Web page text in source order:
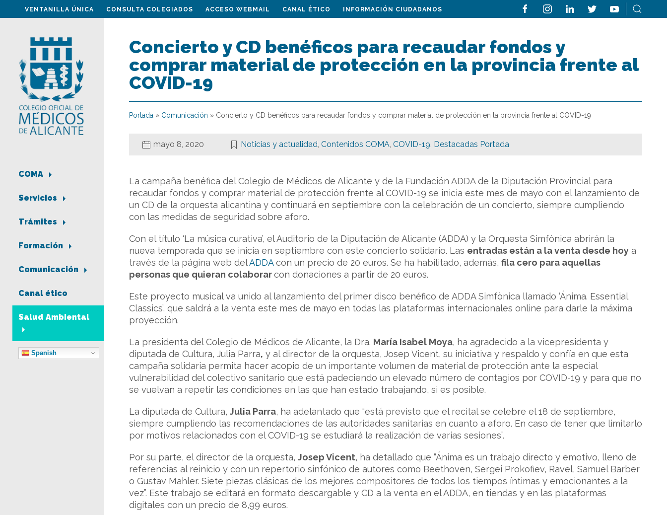
VENTANILLA ÚNICA CONSULTA COLEGIADOS ACCESO WEBMAIL CANAL ÉTICO INFORMACIÓN CIUDADANOS
COMA
Servicios
Trámites
Formación
Comunicación
Canal ético
Salud Ambiental
Spanish
Concierto y CD benéficos para recaudar fondos y
comprar material de protección en la provincia frente al
COVID-19
Portada » Comunicación » Concierto y CD benéficos para recaudar fondos y comprar material de protección en la provincia frente al COVID-19
mayo 8, 2020 Noticias y actualidad, Contenidos COMA, COVID-19, Destacadas Portada
La campaña benéfica del Colegio de Médicos de Alicante y de la Fundación ADDA de la Diputación Provincial para
recaudar fondos y comprar material de protección frente al COVID-19 se inicia este mes de mayo con el lanzamiento de
un CD de la orquesta alicantina y continuará en septiembre con la celebración de un concierto, siempre cumpliendo
con las medidas de seguridad sobre aforo.
Con el título ‘La música curativa’, el Auditorio de la Diputación de Alicante (ADDA) y la Orquesta Simfònica abrirán la
nueva temporada que se inicia en septiembre con este concierto solidario. Las entradas están a la venta desde hoy a
través de la página web delADDAcon un precio de 20 euros. Se ha habilitado, además, fila cero para aquellas
personas que quieran colaborarcon donaciones a partir de 20 euros.
Este proyecto musical va unido al lanzamiento del primer disco benéfico de ADDA Simfònica llamado ‘Ánima. Essential
Classics’, que saldrá a la venta este mes de mayo en todas las plataformas internacionales online para darle la máxima
proyección.
La presidenta del Colegio de Médicos de Alicante, la Dra. María Isabel Moya, ha agradecido a la vicepresidenta y
diputada de Cultura, Julia Parra, y al director de la orquesta, Josep Vicent, su iniciativa y respaldo y confía en que esta
campaña solidaria permita hacer acopio de un importante volumen de material de protección ante la especial
vulnerabilidad del colectivo sanitario que está padeciendo un elevado número de contagios por COVID-19 y para que no
se vuelvan a repetir las condiciones en las que han estado trabajando, si es posible.
La diputada de Cultura, Julia Parra, ha adelantado que “está previsto que el recital se celebre el 18 de septiembre,
siempre cumpliendo las recomendaciones de las autoridades sanitarias en cuanto a aforo. En caso de tener que limitarlo
por motivos relacionados con el COVID-19 se estudiará la realización de varias sesiones”.
Por su parte, el director de la orquesta, Josep Vicent, ha detallado que “Ánima es un trabajo directo y emotivo, lleno de
referencias al reinicio y con un repertorio sinfónico de autores como Beethoven, Sergei Prokofiev, Ravel, Samuel Barber
o Gustav Mahler. Siete piezas clásicas de los mejores compositores de todos los tiempos íntimas y emocionantes a la
vez”. Este trabajo se editará en formato descargable y CD a la venta en el ADDA, en tiendas y en las plataformas
digitales con un precio de 8,99 euros.